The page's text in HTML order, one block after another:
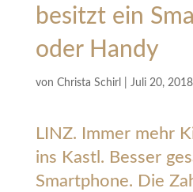
besitzt ein
oder Handy
von Christa Schirl Juli 20, 2018
LINZ. Immer mehr
ins Kastl. Besser
Smartphone. Die